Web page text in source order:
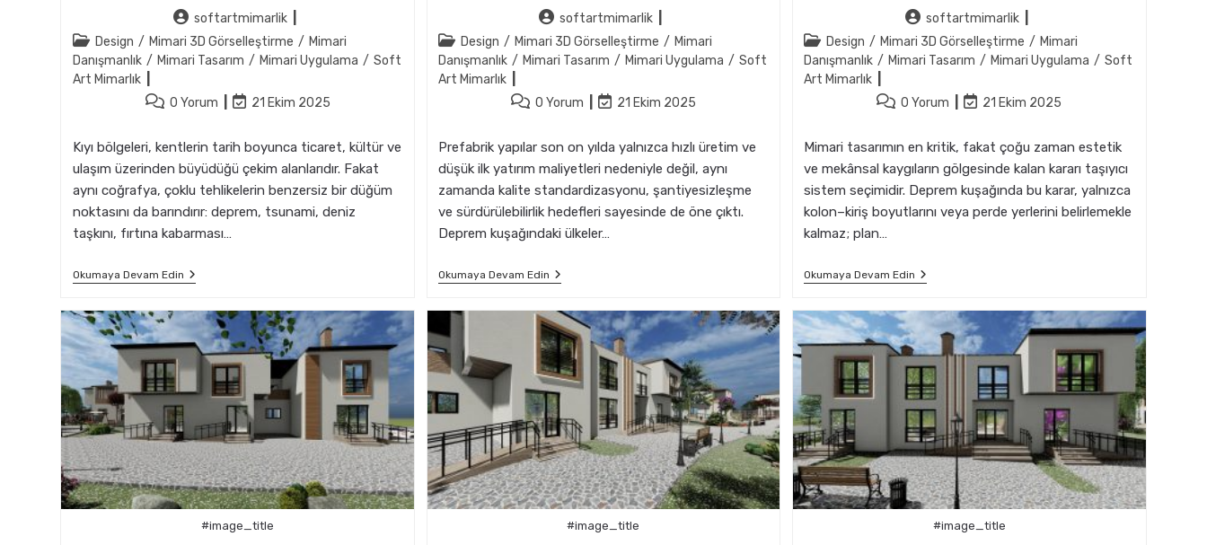
Post
author:
softartmimarlik
Post
category:
Design / Mimari 3D Görselleştirme / Mimari
Danışmanlık / Mimari Tasarım / Mimari Uygulama / Soft
Art Mimarlık
Post0 Yorum
Post
modified:
21 Ekim 2025
Kıyı bölgeleri, kentlerin tarih boyunca ticaret, kültür ve
ulaşım üzerinden büyüdüğü çekim alanlarıdır. Fakat
aynı coğrafya, çoklu tehlikelerin benzersiz bir düğüm
noktasını da barındırır: deprem, tsunami, deniz
taşkını, fırtına kabarması…
Okumaya Devam EdinKıyı
Bölgelerinde
Mimari
Planlamanın
Zorlukları
Post
author:
softartmimarlik
Post
category:
Design / Mimari 3D Görselleştirme / Mimari
Danışmanlık / Mimari Tasarım / Mimari Uygulama / Soft
Art Mimarlık
Post0 Yorum
Post
modified:
21 Ekim 2025
Prefabrik yapılar son on yılda yalnızca hızlı üretim ve
düşük ilk yatırım maliyetleri nedeniyle değil, aynı
zamanda kalite standardizasyonu, şantiyesizleşme
ve sürdürülebilirlik hedefleri sayesinde de öne çıktı.
Deprem kuşağındaki ülkeler…
Okumaya Devam Edin Prefabrik
Yapılarda
Uygun
Mimarlık
Stratejileri
Post
author:
softartmimarlik
Post
category:
Design / Mimari 3D Görselleştirme / Mimari
Danışmanlık / Mimari Tasarım / Mimari Uygulama / Soft
Art Mimarlık
Post0 Yorum
Post
modified:
21 Ekim 2025
Mimari tasarımın en kritik, fakat çoğu zaman estetik
ve mekânsal kaygıların gölgesinde kalan kararı taşıyıcı
sistem seçimidir. Deprem kuşağında bu karar, yalnızca
kolon–kiriş boyutlarını veya perde yerlerini belirlemekle
kalmaz; plan…
Okumaya Devam Edin Mimaride
Taşıyıcı
Seçiminin
Deprem
Performansına
Etkisi
#image_title #image_title #image_title